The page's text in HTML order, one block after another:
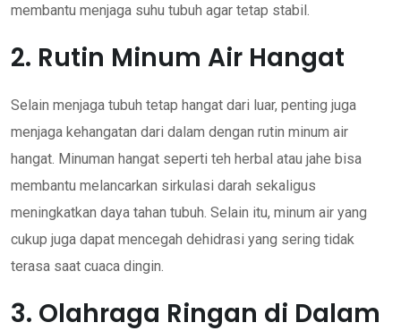
membantu menjaga suhu tubuh agar tetap stabil.
2. Rutin Minum Air Hangat
Selain menjaga tubuh tetap hangat dari luar, penting juga
menjaga kehangatan dari dalam dengan rutin minum air
hangat. Minuman hangat seperti teh herbal atau jahe bisa
membantu melancarkan sirkulasi darah sekaligus
meningkatkan daya tahan tubuh. Selain itu, minum air yang
cukup juga dapat mencegah dehidrasi yang sering tidak
terasa saat cuaca dingin.
3. Olahraga Ringan di Dalam